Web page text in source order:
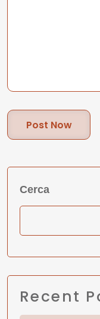
Post Now
Cerca
Recent